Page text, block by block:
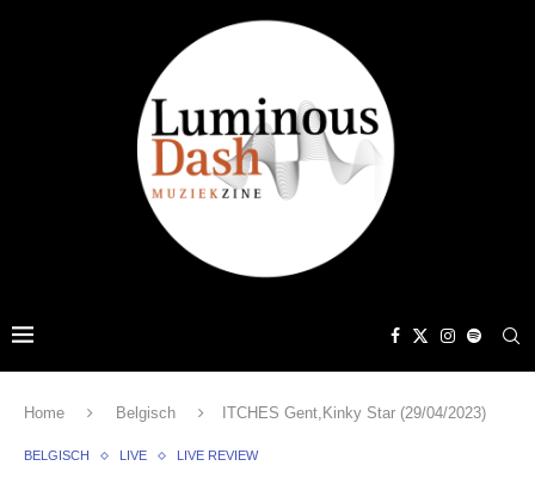
Home Belgisch ITCHES Gent,Kinky Star (29/04/2023)
BELGISCH LIVE LIVE REVIEW